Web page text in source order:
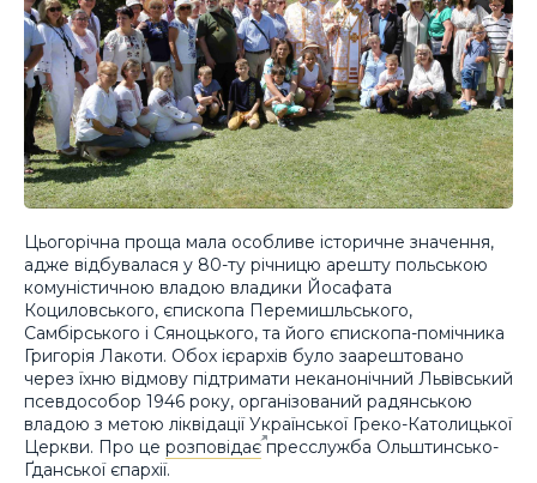
Цьогорічна проща мала особливе історичне значення,
адже відбувалася у 80-ту річницю арешту польською
комуністичною владою владики Йосафата
Коциловського, єпископа Перемишльського,
Самбірського і Сяноцького, та його єпископа-помічника
Григорія Лакоти. Обох ієрархів було заарештовано
через їхню відмову підтримати неканонічний Львівський
псевдособор 1946 року, організований радянською
владою з метою ліквідації Української Греко-Католицької
Церкви. Про це розповідаєпресслужба Ольштинсько-
Ґданської єпархії.